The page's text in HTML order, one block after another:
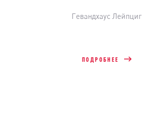
Гевандхаус Лейпциг
ПОДРОБНЕЕ